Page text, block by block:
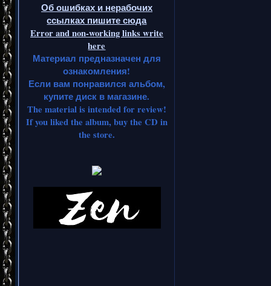
Об ошибках и нерабочих
ссылках пишите сюда
Error and non-working links write
here
Материал предназначен для
ознакомления!
Если вам понравился альбом,
купите диск в магазине.
The material is intended for review!
If you liked the album, buy the CD in
the store.